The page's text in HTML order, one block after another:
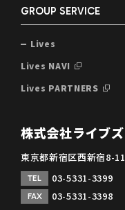
GROUP SERVICE
Lives
Lives NAVI
Lives PARTNERS
株式会社ライブズ
東京都新宿区西新宿8-
TEL 03-5331-3399
FAX 03-5331-3398